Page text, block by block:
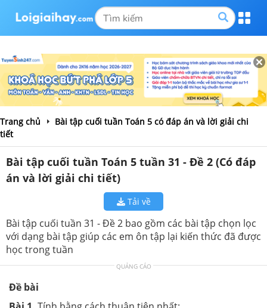
Trang chủ
Bài tập cuối tuần Toán 5 có đáp án và lời giải chi
tiết
Bài tập cuối tuần Toán 5 tuần 31 - Đề 2 (Có đáp
án và lời giải chi tiết)
Tải về
Bài tập cuối tuần 31 - Đề 2 bao gồm các bài tập chọn lọc
với dạng bài tập giúp các em ôn tập lại kiến thức đã được
học trong tuần
QUẢNG CÁO
Đề bài